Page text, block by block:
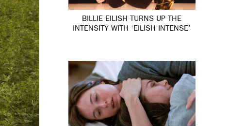
BILLIE EILISH TURNS UP THE
INTENSITY WITH ‘EILISH INTENSE’